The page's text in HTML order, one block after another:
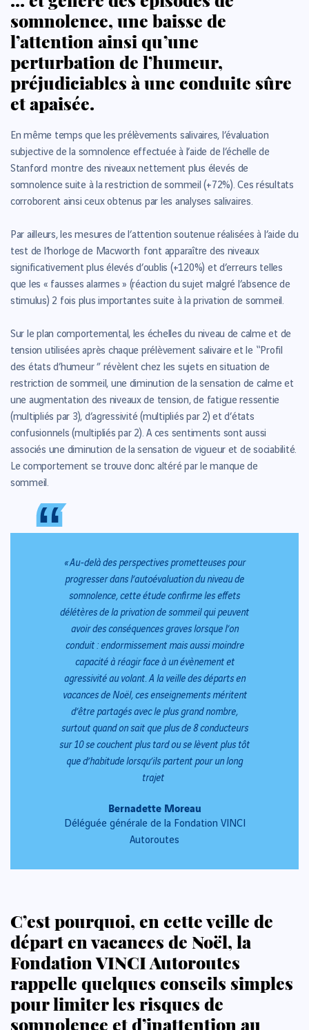
somnolence, une baisse de
l’attention ainsi qu’une
perturbation de l’humeur,
préjudiciables à une conduite sûre
et apaisée.
En même temps que les prélèvements salivaires, l’évaluation
subjective de la somnolence effectuée à l’aide de l’échelle de
Stanford montre des niveaux nettement plus élevés de
somnolence suite à la restriction de sommeil (+72%). Ces résultats
corroborent ainsi ceux obtenus par les analyses salivaires.
Par ailleurs, les mesures de l’attention soutenue réalisées à l’aide du
test de l’horloge de Macworth font apparaître des niveaux
significativement plus élevés d’oublis (+120%) et d’erreurs telles
que les « fausses alarmes » (réaction du sujet malgré l’absence de
stimulus) 2 fois plus importantes suite à la privation de sommeil.
Sur le plan comportemental, les échelles du niveau de calme et de
tension utilisées après chaque prélèvement salivaire et le ‟Profil
des états d’humeur ” révèlent chez les sujets en situation de
restriction de sommeil, une diminution de la sensation de calme et
une augmentation des niveaux de tension, de fatigue ressentie
(multipliés par 3), d’agressivité (multipliés par 2) et d’états
confusionnels (multipliés par 2). A ces sentiments sont aussi
associés une diminution de la sensation de vigueur et de sociabilité.
Le comportement se trouve donc altéré par le manque de
sommeil.
“
“ «Au-delà des perspectives prometteuses pour
progresser dans l’autoévaluation du niveau de
somnolence, cette étude confirme les effets
délétères de la privation de sommeil qui peuvent
avoir des conséquences graves lorsque l’on
conduit : endormissement mais aussi moindre
capacité à réagir face à un évènement et
agressivité au volant. A la veille des départs en
vacances de Noël, ces enseignements méritent
d’être partagés avec le plus grand nombre,
surtout quand on sait que plus de 8 conducteurs
sur 10 se couchent plus tard ou se lèvent plus tôt
que d’habitude lorsqu’ils partent pour un long
trajet
Bernadette Moreau
Déléguée générale de la Fondation VINCI
Autoroutes
C’est pourquoi, en cette veille de
départ en vacances de Noël, la
Fondation VINCI Autoroutes
rappelle quelques conseils simples
pour limiter les risques de
somnolence et d’inattention au